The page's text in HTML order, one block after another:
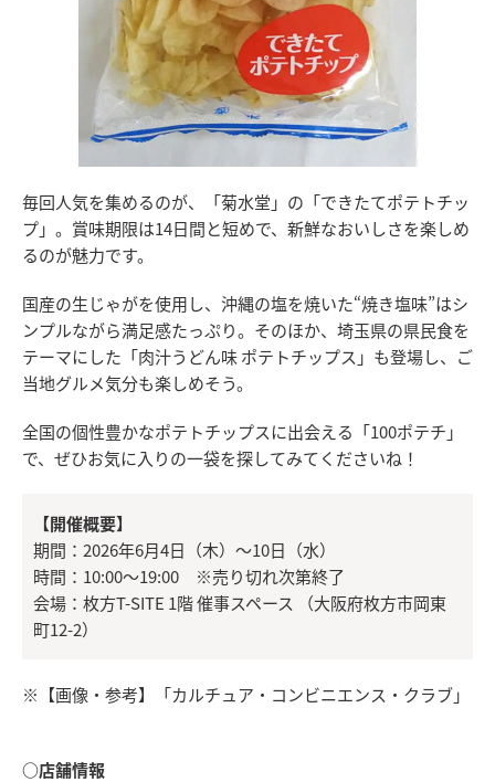
毎回人気を集めるのが、「菊水堂」の「できたてポテトチッ
プ」。賞味期限は14日間と短めで、新鮮なおいしさを楽しめ
るのが魅力です。
国産の生じゃがを使用し、沖縄の塩を焼いた“焼き塩味”はシ
ンプルながら満足感たっぷり。そのほか、埼玉県の県民食を
テーマにした「肉汁うどん味 ポテトチップス」も登場し、ご
当地グルメ気分も楽しめそう。
全国の個性豊かなポテトチップスに出会える「100ポテチ」
で、ぜひお気に入りの一袋を探してみてくださいね！
【開催概要】
期間：2026年6月4日（木）～10日（水）
時間：10:00～19:00 ※売り切れ次第終了
会場：枚方T-SITE 1階 催事スペース （大阪府枚方市岡東
町12-2）
※【画像・参考】「カルチュア・コンビニエンス・クラブ」
○店舗情報